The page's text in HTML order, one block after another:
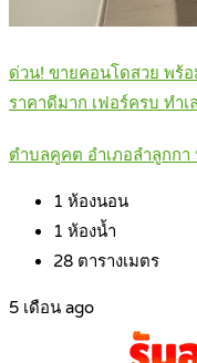
ด่วน! ขายคอนโดสวย พร้
ราคาดีมาก เฟอร์ครบ ทำ
ตำบลคูคต อำเภอลำลูกก
1 ห้องนอน
1 ห้องน้ำ
28 ตารางเมตร
5 เดือน ago